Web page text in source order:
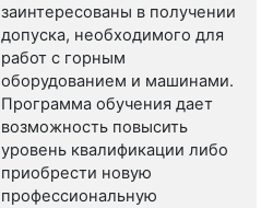
заинтересованы в получении
допуска, необходимого для
работ с горным
оборудованием и машинами.
Программа обучения дает
возможность повысить
уровень квалификации либо
приобрести новую
профессиональную